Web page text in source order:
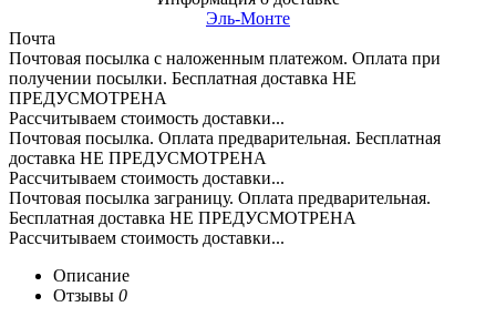
Эль-Монте
Почта
Почтовая посылка с наложенным платежом. Оплата при
получении посылки. Бесплатная доставка НЕ
ПРЕДУСМОТРЕНА
Рассчитываем стоимость доставки...
Почтовая посылка. Оплата предварительная. Бесплатная
доставка НЕ ПРЕДУСМОТРЕНА
Рассчитываем стоимость доставки...
Почтовая посылка заграницу. Оплата предварительная.
Бесплатная доставка НЕ ПРЕДУСМОТРЕНА
Рассчитываем стоимость доставки...
Описание
Отзывы 0